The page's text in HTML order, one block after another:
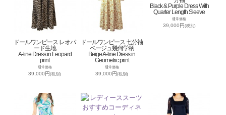
ドールワンピース レオパ
ード生地
A-line Dress in Leopard
print
通常価格
39,000円(税別)
ドールワンピース 七分袖
ベージュ幾何学柄
Beige A-line Dress in
Geometric print
通常価格
39,000円(税別)
Black & Purple Dress With
Quarter Length Sleeve
通常価格
39,000円(税別)